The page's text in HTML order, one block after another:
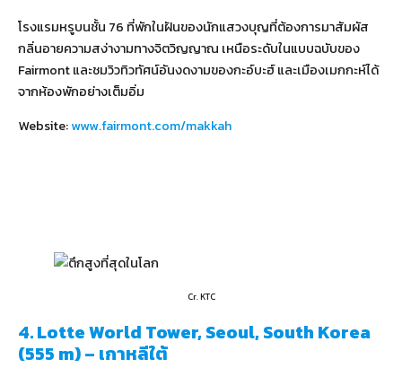
โรงแรมหรูบนชั้น 76 ที่พักในฝันของนักแสวงบุญที่ต้องการมาสัมผัส
กลิ่นอายความสง่างามทางจิตวิญญาณ เหนือระดับในแบบฉบับของ
Fairmont และชมวิวทิวทัศน์อันงดงามของกะอ์บะฮ์ และเมืองเมกกะห์ได้
จากห้องพักอย่างเต็มอิ่ม
Website:www.fairmont.com/makkah
Cr. KTC
4. Lotte World Tower, Seoul, South Korea
(555 m) – เกาหลีใต้